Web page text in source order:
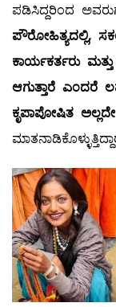
ಪಡಿಸಿದ್ದರಿಂದ
ಪೌರೋಹಿತ್ಯದಲ್ಲಿ,
ಕಾರ್ಯಕರ್ತರು
ಆಗುತ್ತಾರೆ ಎಂದರೆ
ಕೃಪಾಪೋಷಿತ